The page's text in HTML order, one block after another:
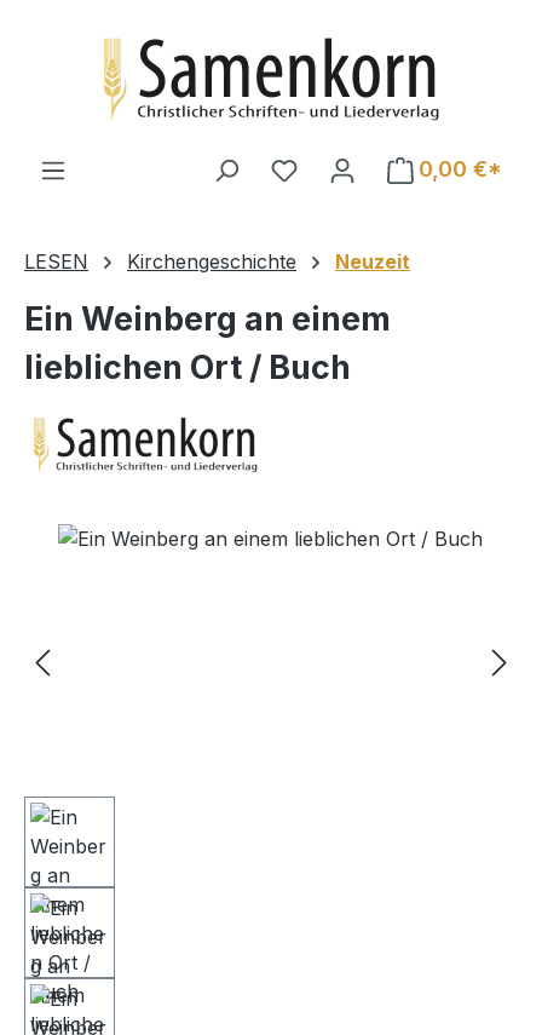
0,00 €*
LESEN Kirchengeschichte Neuzeit
Ein Weinberg an einem
lieblichen Ort / Buch
Bildergalerie überspringen